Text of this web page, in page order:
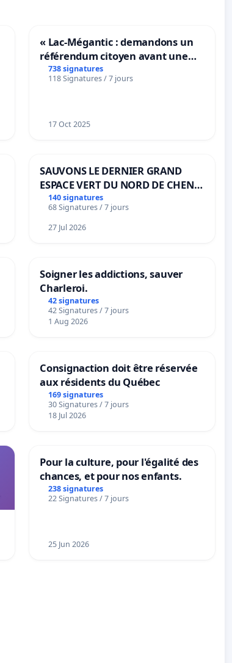
« Lac-Mégantic : demandons un
référendum citoyen avant une
transformation irréversible de
notre territoire »
738 signatures
118 Signatures / 7 jours
17 Oct 2025
SAUVONS LE DERNIER GRAND
ESPACE VERT DU NORD DE CHENE-
BOUGERIES
140 signatures
68 Signatures / 7 jours
27 Jul 2026
Soigner les addictions, sauver
Charleroi.
42 signatures
42 Signatures / 7 jours
1 Aug 2026
Consignaction doit être réservée
aux résidents du Québec
169 signatures
30 Signatures / 7 jours
18 Jul 2026
Pour la culture, pour l'égalité des
chances, et pour nos enfants.
238 signatures
22 Signatures / 7 jours
25 Jun 2026